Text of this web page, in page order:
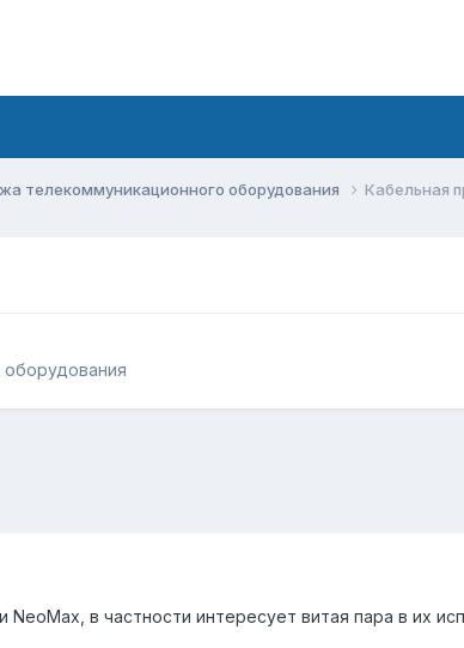
телекоммуникационного оборудования Кабельная
в частности интересует витая пара в их